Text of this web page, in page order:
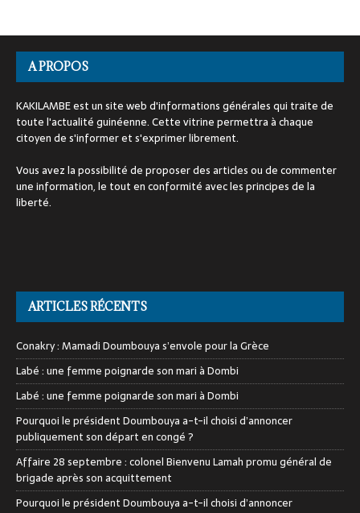
A PROPOS
KAKILAMBE est un site web d'informations générales qui traite de
toute l'actualité guinéenne. Cette vitrine permettra à chaque
citoyen de s'informer et s'exprimer librement.
Vous avez la possibilité de proposer des articles ou de commenter
une information, le tout en conformité avec les principes de la
liberté.
ARTICLES RÉCENTS
Conakry : Mamadi Doumbouya s’envole pour la Grèce
Labé : une femme poignarde son mari à Dombi
Labé : une femme poignarde son mari à Dombi
Pourquoi le président Doumbouya a-t-il choisi d’annoncer
publiquement son départ en congé ?
Affaire 28 septembre : colonel Bienvenu Lamah promu général de
brigade après son acquittement
Pourquoi le président Doumbouya a-t-il choisi d’annoncer